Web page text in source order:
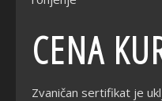
CENA
Zvaničan sertifikat je